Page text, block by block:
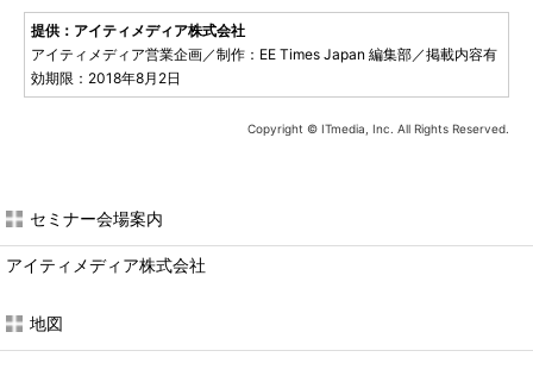
提供：アイティメディア株式会社
アイティメディア営業企画／制作：EE Times Japan 編集部／掲載内容有
効期限：2018年8月2日
Copyright © ITmedia, Inc. All Rights Reserved.
セミナー会場案内
アイティメディア株式会社
地図